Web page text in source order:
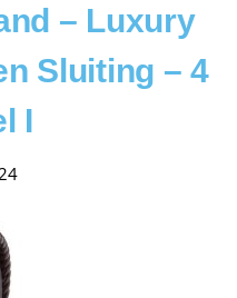
– Luxury
Sluiting – 4
I